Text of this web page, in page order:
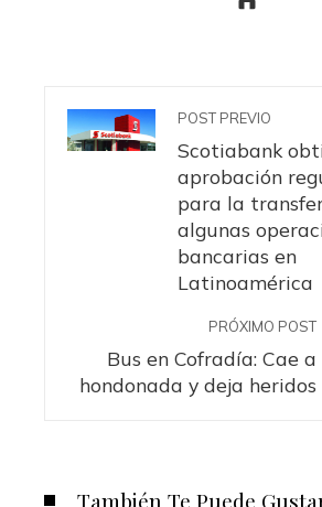
POST PREVIO
Scotiabank
aprobación
para la
algunas
bancarias en
Latinoamérica
PRÓXIMO POST
Bus en Cofradía: Cae a
hondonada y deja heridos
También Te Puede